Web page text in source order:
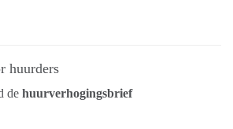
huurders
de huurverhogingsbrief